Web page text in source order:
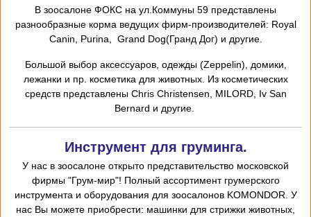
В зоосалоне ФОКС на ул.Коммуны 59 представлены
разнообразные корма ведущих фирм-производителей: Royal
Canin, Purina, Grand Dog(Гранд Дог) и другие.
Большой выбор аксессуаров, одежды (Zeppelin), домики,
лежанки и пр. косметика для животных. Из косметических
средств представлены ChrisChristensen, MILORD, Iv San
Bernard и другие.
Инструмент для груминга.
У нас в зоосалоне открыто представительство московской
фирмы "Грум-мир"! Полный ассортимент грумерского
инструмента и оборудования для зоосалонов KOMONDOR. У
нас Вы можете приобрести: машинки для стрижки животных,